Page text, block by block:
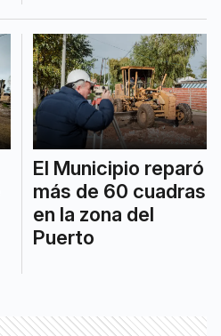
El Municipio reparó
más de 60 cuadras
en la zona del
Puerto